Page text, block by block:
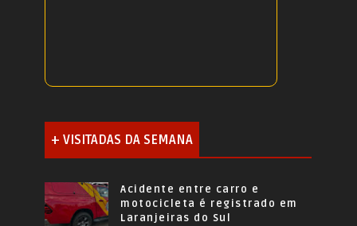
+ VISITADAS DA SEMANA
Acidente entre carro e
motocicleta é registrado em
Laranjeiras do Sul